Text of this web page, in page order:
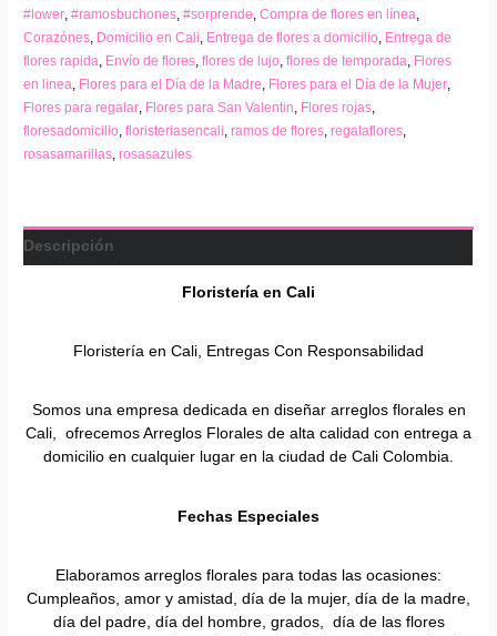
#lower ,#ramosbuchones ,#sorprende ,Compra de flores en línea
Corazónes Domicilio en Cali Entrega de flores a domicilio Entrega de
flores rapida Envío de flores ,flores de lujo ,flores de temporada Flores
en linea Flores para el Día de la Madre Flores para el Día de la Mujer
Flores para regalar Flores para San Valentin Flores rojas
floresadomicilio ,floristeriasencali ,ramos de flores ,regalaflores
rosasamarillas ,rosasazules
Descripción
Floristería en Cali
Floristería en Cali, Entregas Con Responsabilidad
Somos una empresa dedicada en diseñar arreglos florales en
Cali, ofrecemos Arreglos Florales de alta calidad con entrega a
domicilio en cualquier lugar en la ciudad de Cali Colombia.
Fechas Especiales
Elaboramos arreglos florales para todas las ocasiones:
Cumpleaños, amor y amistad, día de la mujer, día de la madre,
día del padre, día del hombre, grados, día de las flores